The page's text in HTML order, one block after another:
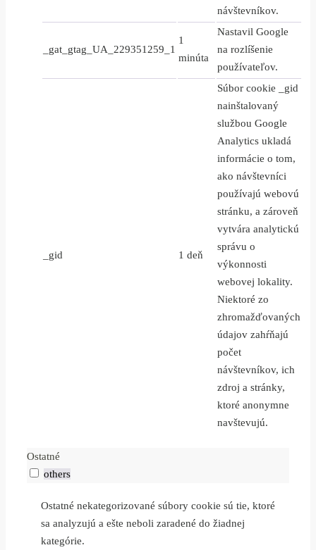
návštevníkov.
_gat_gtag_UA_229351259_1
1
minúta
Nastavil Google
na rozlíšenie
používateľov.
_gid 1 deň
Súbor cookie _gid
nainštalovaný
službou Google
Analytics ukladá
informácie o tom,
ako návštevníci
používajú webovú
stránku, a zároveň
vytvára analytickú
správu o
výkonnosti
webovej lokality.
Niektoré zo
zhromažďovaných
údajov zahŕňajú
počet
návštevníkov, ich
zdroj a stránky,
ktoré anonymne
navštevujú.
Ostatné
others
Ostatné nekategorizované súbory cookie sú tie, ktoré
sa analyzujú a ešte neboli zaradené do žiadnej
kategórie.